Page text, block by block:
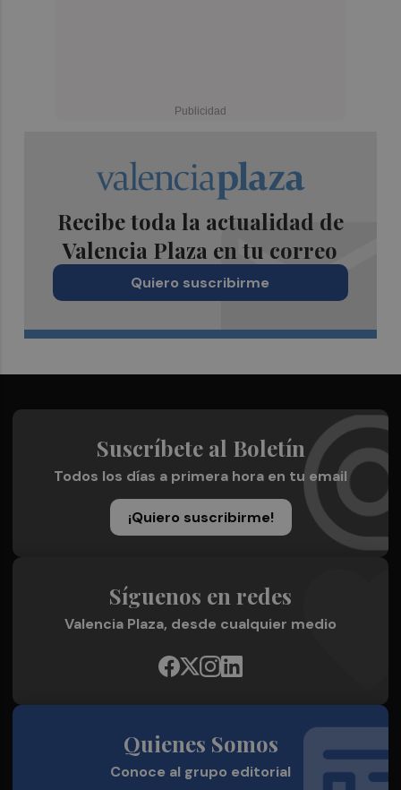
Recibe toda la actualidad de
Valencia Plaza en tu correo
Quiero suscribirme
Suscríbete al Boletín
Todos los días a primera hora en tu email
¡Quiero suscribirme!
Síguenos en redes
Valencia Plaza, desde cualquier medio
Quienes Somos
Conoce al grupo editorial